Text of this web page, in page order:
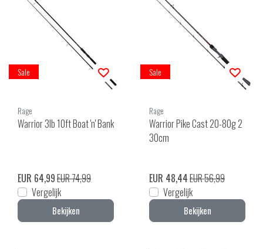
Sale
Rage
Warrior 3lb 10ft Boat 'n' Bank
EUR 64,99EUR 74,99
Vergelijk
Bekijken
Sale
Rage
Warrior Pike Cast 20-80g 2
30cm
EUR 48,44EUR 56,99
Vergelijk
Bekijken